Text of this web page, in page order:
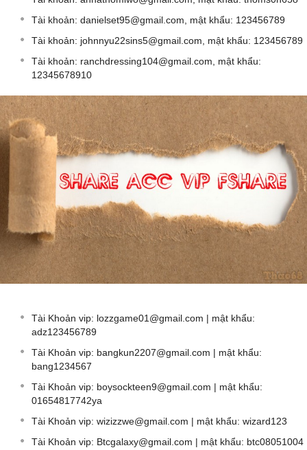
Tài khoản: danielset95@gmail.com , mật khẩu: 123456789
Tài khoản: johnnyu22sins5@gmail.com , mật khẩu: 123456789
Tài khoản: ranchdressing104@gmail.com , mật khẩu:
12345678910
Tài Khoản vip: lozzgame01@gmail.com | mật khẩu:
adz123456789
Tài Khoản vip: bangkun2207@gmail.com | mật khẩu:
bang1234567
Tài Khoản vip: boysockteen9@gmail.com | mật khẩu:
01654817742ya
Tài Khoản vip: wizizzwe@gmail.com | mật khẩu: wizard123
Tài Khoản vip: Btcgalaxy@gmail.com | mật khẩu: btc08051004